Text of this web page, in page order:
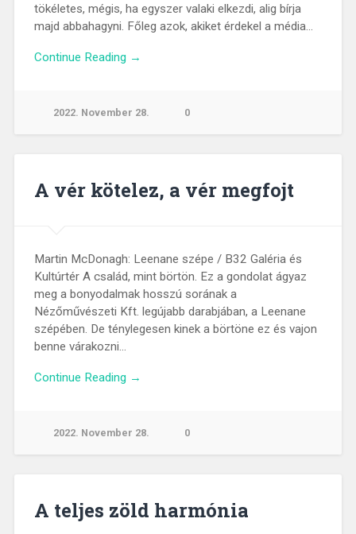
tökéletes, mégis, ha egyszer valaki elkezdi, alig bírja
majd abbahagyni. Főleg azok, akiket érdekel a média…
Continue Reading →
2022. November 28. 0
A vér kötelez, a vér megfojt
Martin McDonagh: Leenane szépe / B32 Galéria és
Kultúrtér A család, mint börtön. Ez a gondolat ágyaz
meg a bonyodalmak hosszú sorának a
Nézőművészeti Kft. legújabb darabjában, a Leenane
szépében. De ténylegesen kinek a börtöne ez és vajon
benne várakozni…
Continue Reading →
2022. November 28. 0
A teljes zöld harmónia